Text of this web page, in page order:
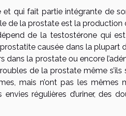
et qui fait partie intégrante de
de la prostate est la production
de la testostérone qui est
causée dans la plupart
dans la prostate ou encore
de la prostate même s’ils
mais n’ont pas les mêmes
régulières d’uriner, des